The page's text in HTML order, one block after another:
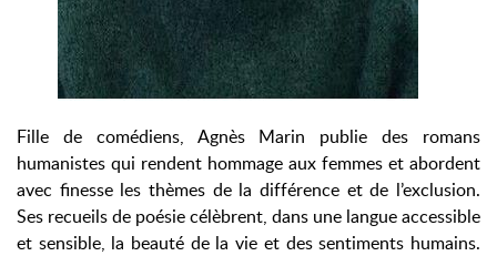
Fille de comédiens, Agnès Marin publie des romans
humanistes qui rendent hommage aux femmes et abordent
avec finesse les thèmes de la différence et de l’exclusion.
Ses recueils de poésie célèbrent, dans une langue accessible
et sensible, la beauté de la vie et des sentiments humains.